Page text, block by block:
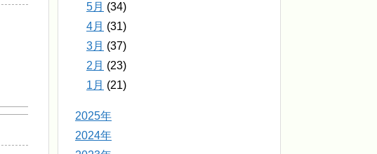
5月 (34)
4月 (31)
3月 (37)
2月 (23)
1月 (21)
2025年
2024年